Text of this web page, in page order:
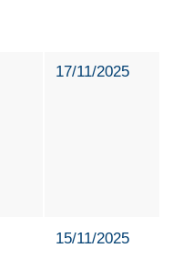
17/11/2025
15/11/2025